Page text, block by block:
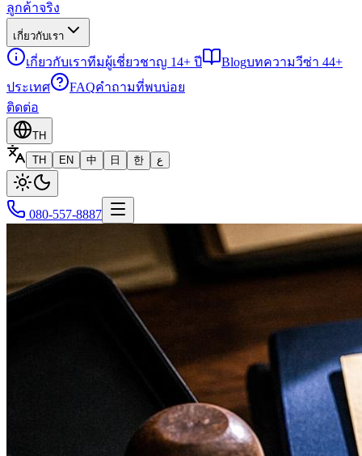
ลูกค้าจริง
เกี่ยวกับเรา
เกี่ยวกับเราทีมผู้เชี่ยวชาญ 14+ ปี Blogบทความวีซ่า 44+
ประเทศ
FAQคำถามที่พบบ่อย
ติดต่อ
TH
TH
EN 中 日 한 ع
080-557-8887